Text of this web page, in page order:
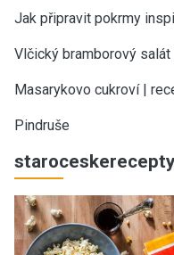
Jak připravit pokrmy
Vlčický bramborový
Masarykovo cukroví |
Pindruše